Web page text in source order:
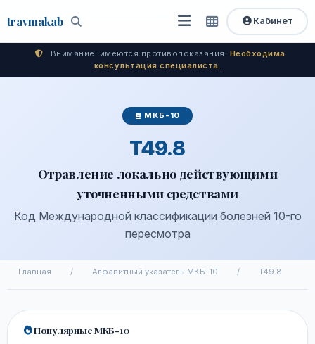
travmakab Поиск
Открыть
меню
Быстрый
доступ
Кабинет
Внимание: имеются противопоказания. Необходима
консультация специалиста.
МКБ-10
T49.8
Отравление локально действующими
уточненными средствами
Код Международной классификации болезней 10-го
пересмотра
Главная / Алфавитный указатель МКБ-10 / T49.8
Популярные МКБ-10